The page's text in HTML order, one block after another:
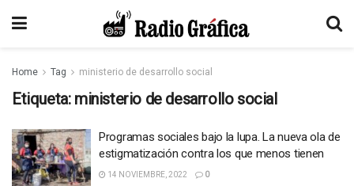
Home Tag ministerio de desarrollo social
Etiqueta: ministerio de desarrollo social
Programas sociales bajo la lupa. La nueva ola de
estigmatización contra los que menos tienen
14 NOVIEMBRE, 2022 0